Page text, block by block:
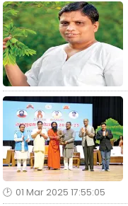
01 Mar 2025 17:55:05